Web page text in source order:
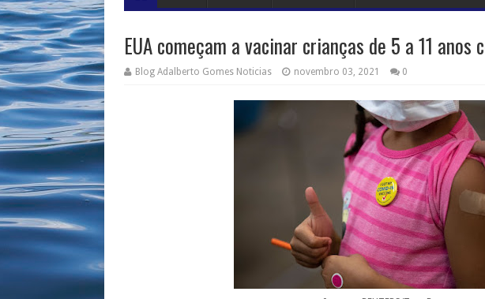
EUA começam a vacinar crianças de 5 a 11 anos
Blog Adalberto Gomes Noticias novembro 03, 2021 0